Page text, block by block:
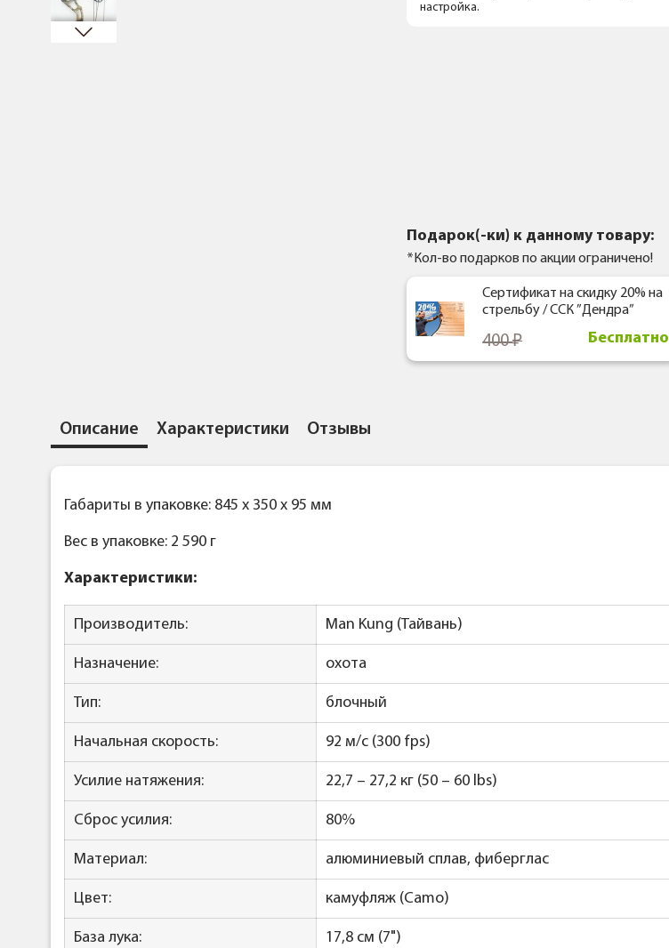
настройка.
Подарок(-ки) к данному товару:
*Кол-во подарков по акции ограничено!
Сертификат на скидку 20% на
стрельбу / ССК ”Дендра”
400 Бесплатно
Описание Характеристики Отзывы
Габариты в упаковке: 845 x 350 x 95 мм
Вес в упаковке: 2 590 г
Характеристики:
Производитель: Man Kung (Тайвань)
Назначение: охота
Тип: блочный
Начальная скорость: 92 м/с (300 fps)
Усилие натяжения: 22,7 – 27,2 кг (50 – 60 lbs)
Сброс усилия: 80%
Материал: алюминиевый сплав, фиберглас
Цвет: камуфляж (Camo)
База лука: 17,8 см (7")